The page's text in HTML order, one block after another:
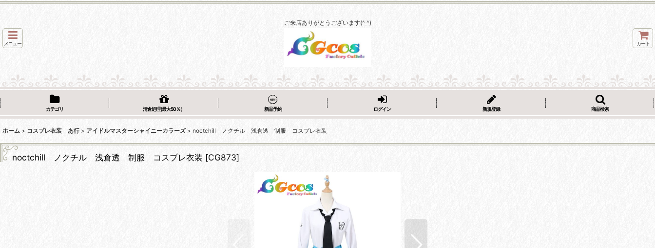
ご来店ありがとうございます(^_^)
メニュー カート
カテゴリ 清倉処理(最大50％） 新品予約 ログイン 新規登録 商品検索
ホーム > コスプレ衣装 あ行 > アイドルマスターシャイニーカラーズ > noctchill ノクチル 浅倉透 制服 コスプレ衣装
noctchill ノクチル 浅倉透 制服 コスプレ衣装 [CG873]